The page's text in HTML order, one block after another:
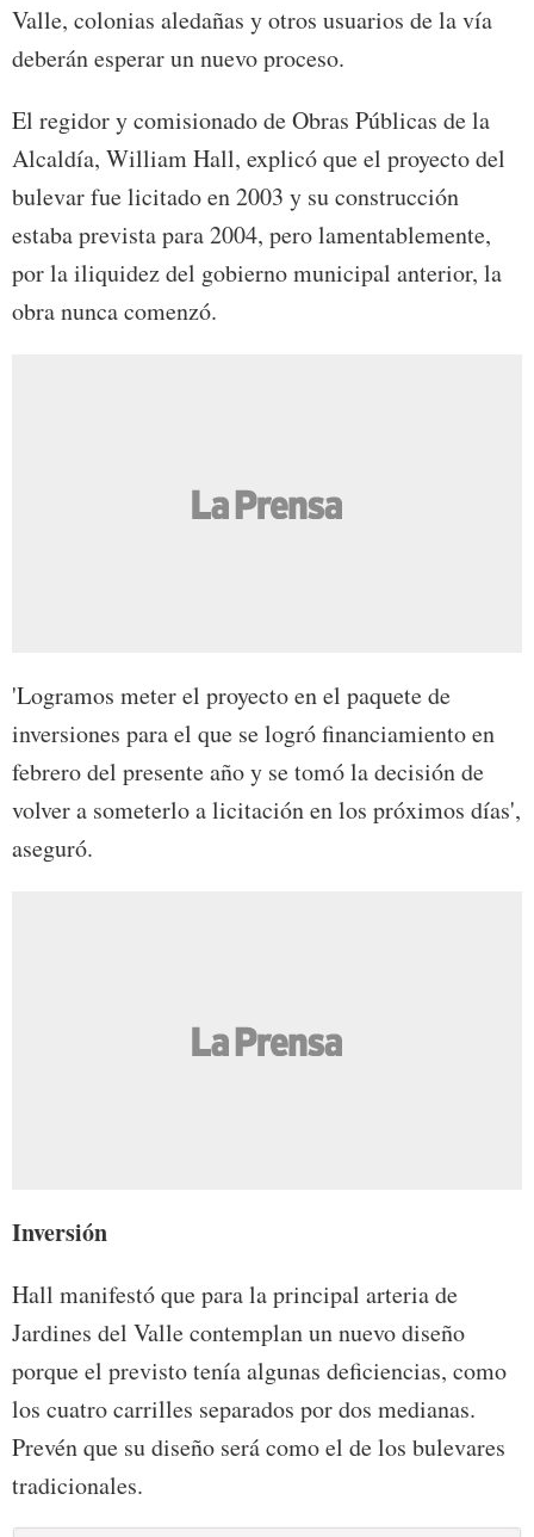
Valle, colonias aledañas y otros usuarios de la vía
deberán esperar un nuevo proceso.
El regidor y comisionado de Obras Públicas de la
Alcaldía, William Hall, explicó que el proyecto del
bulevar fue licitado en 2003 y su construcción
estaba prevista para 2004, pero lamentablemente,
por la iliquidez del gobierno municipal anterior, la
obra nunca comenzó.
'Logramos meter el proyecto en el paquete de
inversiones para el que se logró financiamiento en
febrero del presente año y se tomó la decisión de
volver a someterlo a licitación en los próximos días',
aseguró.
Inversión
Hall manifestó que para la principal arteria de
Jardines del Valle contemplan un nuevo diseño
porque el previsto tenía algunas deficiencias, como
los cuatro carrilles separados por dos medianas.
Prevén que su diseño será como el de los bulevares
tradicionales.